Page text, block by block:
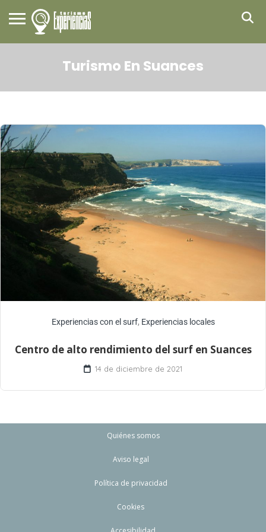
Turismo En Suances
Experiencias con el surf, Experiencias locales
Centro de alto rendimiento del surf en Suances
14 de diciembre de 2021
Quiénes somos
Aviso legal
Política de privacidad
Cookies